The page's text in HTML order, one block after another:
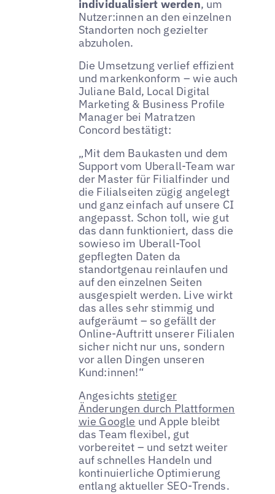
individualisiert werden, um
Nutzer:innen an den einzelnen
Standorten noch gezielter
abzuholen.
Die Umsetzung verlief effizient
und markenkonform – wie auch
Juliane Bald, Local Digital
Marketing & Business Profile
Manager bei Matratzen
Concord bestätigt:
„Mit dem Baukasten und dem
Support vom Uberall-Team war
der Master für Filialfinder und
die Filialseiten zügig angelegt
und ganz einfach auf unsere CI
angepasst. Schon toll, wie gut
das dann funktioniert, dass die
sowieso im Uberall-Tool
gepflegten Daten da
standortgenau reinlaufen und
auf den einzelnen Seiten
ausgespielt werden. Live wirkt
das alles sehr stimmig und
aufgeräumt – so gefällt der
Online-Auftritt unserer Filialen
sicher nicht nur uns, sondern
vor allen Dingen unseren
Kund:innen!“
Angesichts stetiger
Änderungen durch Plattformen
wie Google und Apple bleibt
das Team flexibel, gut
vorbereitet – und setzt weiter
auf schnelles Handeln und
kontinuierliche Optimierung
entlang aktueller SEO-Trends.